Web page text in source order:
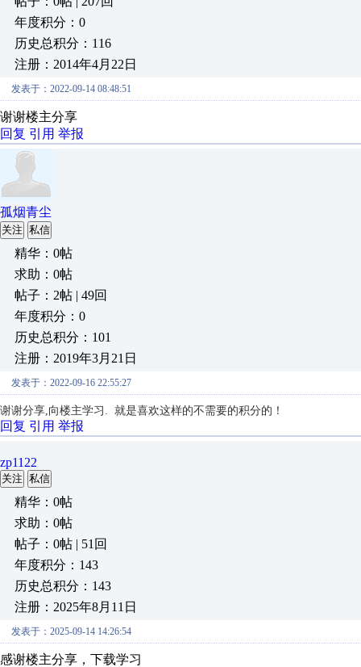
年度积分：0
历史总积分：116
注册：2014年4月22日
发表于：2022-09-14 08:48:51
谢谢楼主分享
回复 引用 举报
孤烟青尘
关注 私信
精华：0帖
求助：0帖
帖子：2帖 | 49回
年度积分：0
历史总积分：101
注册：2019年3月21日
发表于：2022-09-16 22:55:27
谢谢分享,向楼主学习. 就是喜欢这样的不需要的积分的！
回复 引用 举报
zp1122
关注 私信
精华：0帖
求助：0帖
帖子：0帖 | 51回
年度积分：143
历史总积分：143
注册：2025年8月11日
发表于：2025-09-14 14:26:54
感谢楼主分享，下载学习